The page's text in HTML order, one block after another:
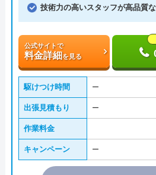
技術力の高いスタッフが高品質
公式サイトで
料金詳細を見る
駆けつけ時間 ー
出張見積もり ー
作業料金
キャンペーン ー